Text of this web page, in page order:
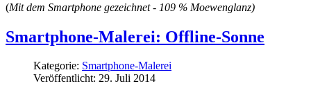
(Mit dem Smartphone gezeichnet - 109 % Moewenglanz)
Smartphone-Malerei: Offline-Sonne
Kategorie: Smartphone-Malerei
Veröffentlicht: 29. Juli 2014